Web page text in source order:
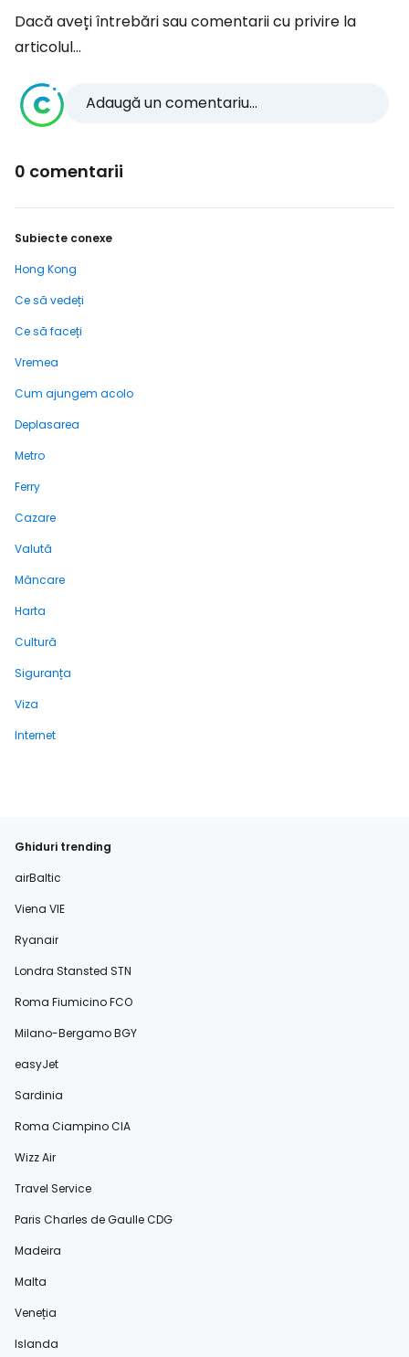
Dacă aveți întrebări sau comentarii cu privire la
articolul...
Adaugă un comentariu...
0 comentarii
Subiecte conexe
Hong Kong
Ce să vedeți
Ce să faceți
Vremea
Cum ajungem acolo
Deplasarea
Metro
Ferry
Cazare
Valută
Mâncare
Harta
Cultură
Siguranța
Viza
Internet
Ghiduri trending
airBaltic
Viena VIE
Ryanair
Londra Stansted STN
Roma Fiumicino FCO
Milano-Bergamo BGY
easyJet
Sardinia
Roma Ciampino CIA
Wizz Air
Travel Service
Paris Charles de Gaulle CDG
Madeira
Malta
Veneția
Islanda